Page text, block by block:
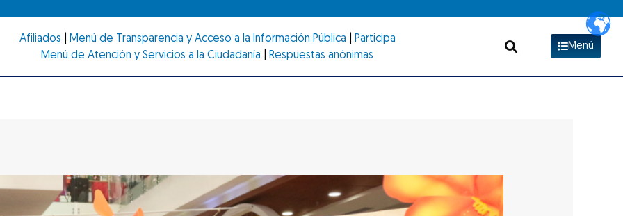
Afiliados Menú de Transparencia y Acceso a la Información Pública
Participa
Menú de Atención y Servicios a la Ciudadanía
Respuestas anónimas
Menú